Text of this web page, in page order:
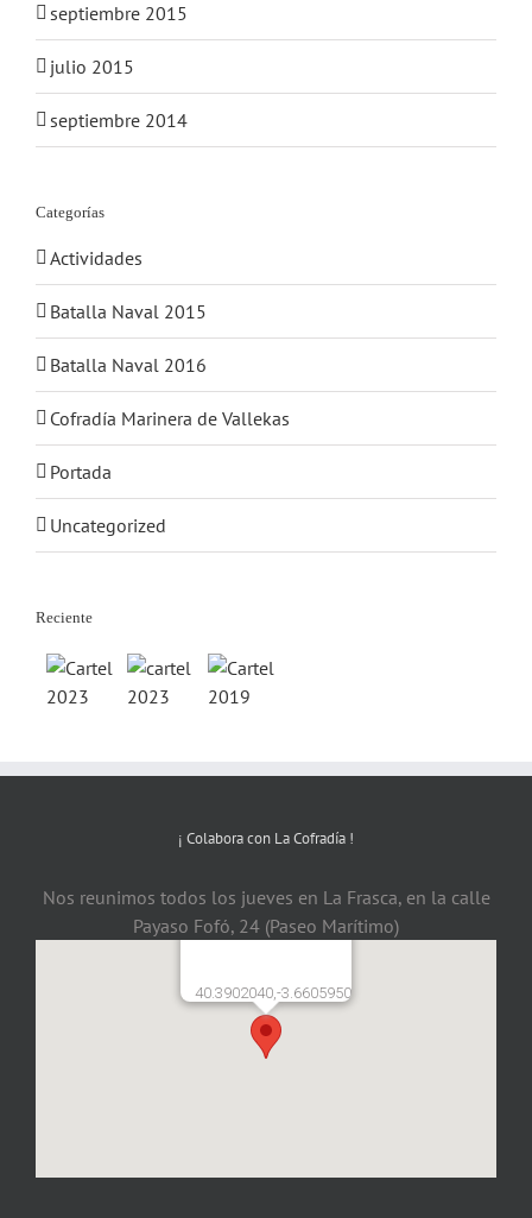
septiembre 2015
julio 2015
septiembre 2014
Categorías
Actividades
Batalla Naval 2015
Batalla Naval 2016
Cofradía Marinera de Vallekas
Portada
Uncategorized
Reciente
¡ Colabora con La Cofradía !
Nos reunimos todos los jueves en La Frasca, en la calle
Payaso Fofó, 24 (Paseo Marítimo)
40.3902040,-3.6605950